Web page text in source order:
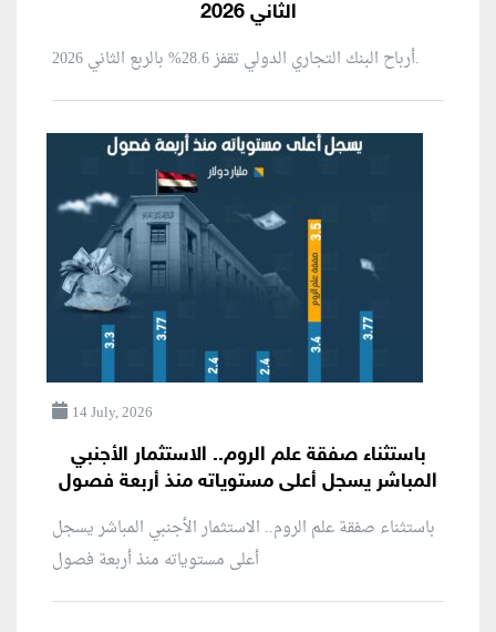
الثاني 2026
أرباح البنك التجاري الدولي تقفز 28.6% بالربع الثاني 2026.
14 July, 2026
باستثناء صفقة علم الروم.. الاستثمار الأجنبي
المباشر يسجل أعلى مستوياته منذ أربعة فصول
باستثناء صفقة علم الروم.. الاستثمار الأجنبي المباشر يسجل
أعلى مستوياته منذ أربعة فصول